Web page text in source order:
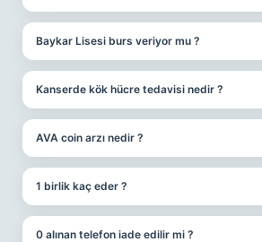
Baykar Lisesi burs veriyor mu ?
Kanserde kök hücre tedavisi nedir ?
AVA coin arzı nedir ?
1 birlik kaç eder ?
0 alınan telefon iade edilir mi ?